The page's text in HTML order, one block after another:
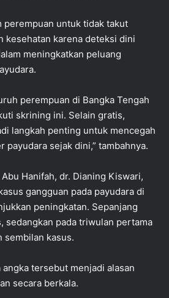
perempuan untuk tidak takut
kesehatan karena deteksi dini
meningkatkan peluang
perempuan di Bangka Tengah
skrining ini. Selain gratis,
langkah penting untuk mencegah
payudara sejak dini,” tambahnya.
Hanifah, dr. Dianing Kiswari,
gangguan pada payudara di
peningkatan. Sepanjang
sedangkan pada triwulan pertama
sembilan kasus.
tersebut menjadi alasan
secara berkala.